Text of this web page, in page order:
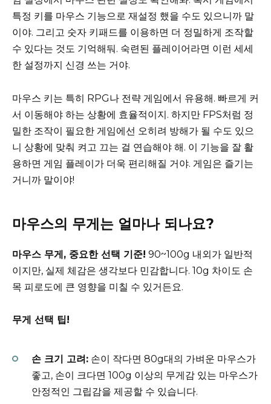
특정 키를 마우스 기능으로 재설정 했을 수도 있으니까 말
이야. 그리고 숫자 키패드를 이용하면 더 정밀하게 조작할
수 있다는 것도 기억해둬. 숙련된 플레이어라면 이런 세세
한 설정까지 신경 쓰는 거야.
마우스 키는 특히 RPG나 전략 게임에서 유용해. 빠르게 커
서 이동해야 하는 상황에 효율적이지. 하지만 FPS처럼 정
밀한 조작이 필요한 게임에선 오히려 방해가 될 수도 있으
니 상황에 맞춰 켜고 끄는 걸 연습해야 해. 이 기능을 잘 활
용하면 게임 플레이가 더욱 편리해질 거야. 게임은 즐기는
거니까 말이야!
마우스의 무게는 얼마나 되나요?
마우스 무게, 중요한 선택 기준! 90~100g 내외가 일반적
이지만, 실제 체감은 생각보다 민감합니다. 10g 차이도 손
목 피로도에 큰 영향을 미칠 수 있거든요.
무게 선택 팁!
손 크기 고려: 손이 작다면 80g대의 가벼운 마우스가
좋고, 손이 크다면 100g 이상의 무게감 있는 마우스가
안정적인 그립감을 제공할 수 있습니다.